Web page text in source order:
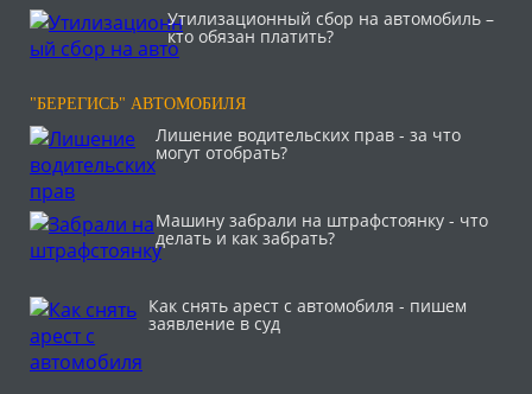
Утилизационный сбор на автомобиль –
кто обязан платить?
"БЕРЕГИСЬ" АВТОМОБИЛЯ
Лишение водительских прав - за что
могут отобрать?
Машину забрали на штрафстоянку - что
делать и как забрать?
Как снять арест с автомобиля - пишем
заявление в суд